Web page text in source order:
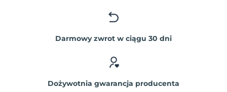
Darmowy zwrot w ciągu 30 dni
Dożywotnia gwarancja producenta